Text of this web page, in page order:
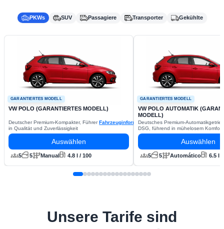
PKWs SUV Passagiere Transporter Gekühlte
GARANTIERTES MODELL
VW POLO (GARANTIERTES MODELL)
Deutscher Premium-Kompakter, Führer
in Qualität und Zuverlässigkeit
Fahrzeuginformationen
Auswählen
5 5 Manual 4.8 l / 100
GARANTIERTES MODELL
VW POLO AUTOMATIK
MODELL)
Deutsches Premium-
DSG, führend in mühelosem Komfort
Auswählen
5 5 Automático 6.5 l /
Unsere Tarife sind